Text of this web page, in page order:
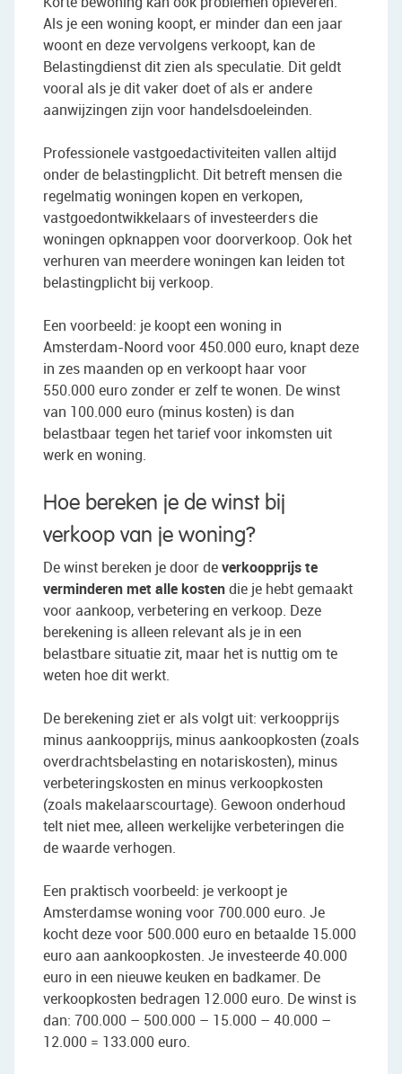
Als je een woning koopt, er minder dan een jaar
woont en deze vervolgens verkoopt, kan de
Belastingdienst dit zien als speculatie. Dit geldt
vooral als je dit vaker doet of als er andere
aanwijzingen zijn voor handelsdoeleinden.
Professionele vastgoedactiviteiten vallen altijd
onder de belastingplicht. Dit betreft mensen die
regelmatig woningen kopen en verkopen,
vastgoedontwikkelaars of investeerders die
woningen opknappen voor doorverkoop. Ook het
verhuren van meerdere woningen kan leiden tot
belastingplicht bij verkoop.
Een voorbeeld: je koopt een woning in
Amsterdam-Noord voor 450.000 euro, knapt deze
in zes maanden op en verkoopt haar voor
550.000 euro zonder er zelf te wonen. De winst
van 100.000 euro (minus kosten) is dan
belastbaar tegen het tarief voor inkomsten uit
werk en woning.
Hoe bereken je de winst bij
verkoop van je woning?
De winst bereken je door deverkoopprijs te
verminderen met alle kostendie je hebt gemaakt
voor aankoop, verbetering en verkoop. Deze
berekening is alleen relevant als je in een
belastbare situatie zit, maar het is nuttig om te
weten hoe dit werkt.
De berekening ziet er als volgt uit: verkoopprijs
minus aankoopprijs, minus aankoopkosten (zoals
overdrachtsbelasting en notariskosten), minus
verbeteringskosten en minus verkoopkosten
(zoals makelaarscourtage). Gewoon onderhoud
telt niet mee, alleen werkelijke verbeteringen die
de waarde verhogen.
Een praktisch voorbeeld: je verkoopt je
Amsterdamse woning voor 700.000 euro. Je
kocht deze voor 500.000 euro en betaalde 15.000
euro aan aankoopkosten. Je investeerde 40.000
euro in een nieuwe keuken en badkamer. De
verkoopkosten bedragen 12.000 euro. De winst is
dan: 700.000 – 500.000 – 15.000 – 40.000 –
12.000 = 133.000 euro.